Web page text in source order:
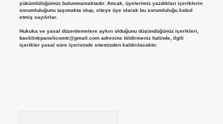
yükümlülüğümüz bulunmamaktadır. Ancak, üyelerimiz yazdıkları içeriklerin
sorumluluğunu taşımakta olup, siteye üye olarak bu sorumluluğu kabul
etmiş sayılırlar.
Hukuka ve yasal düzenlemelere aykırı olduğunu düşündüğünüz içerikleri,
backlinkpanelicomtr@gmail.comadresine bildirmeniz halinde, ilgili
içerikler yasal süre içerisinde sitemizden kaldırılacaktır.